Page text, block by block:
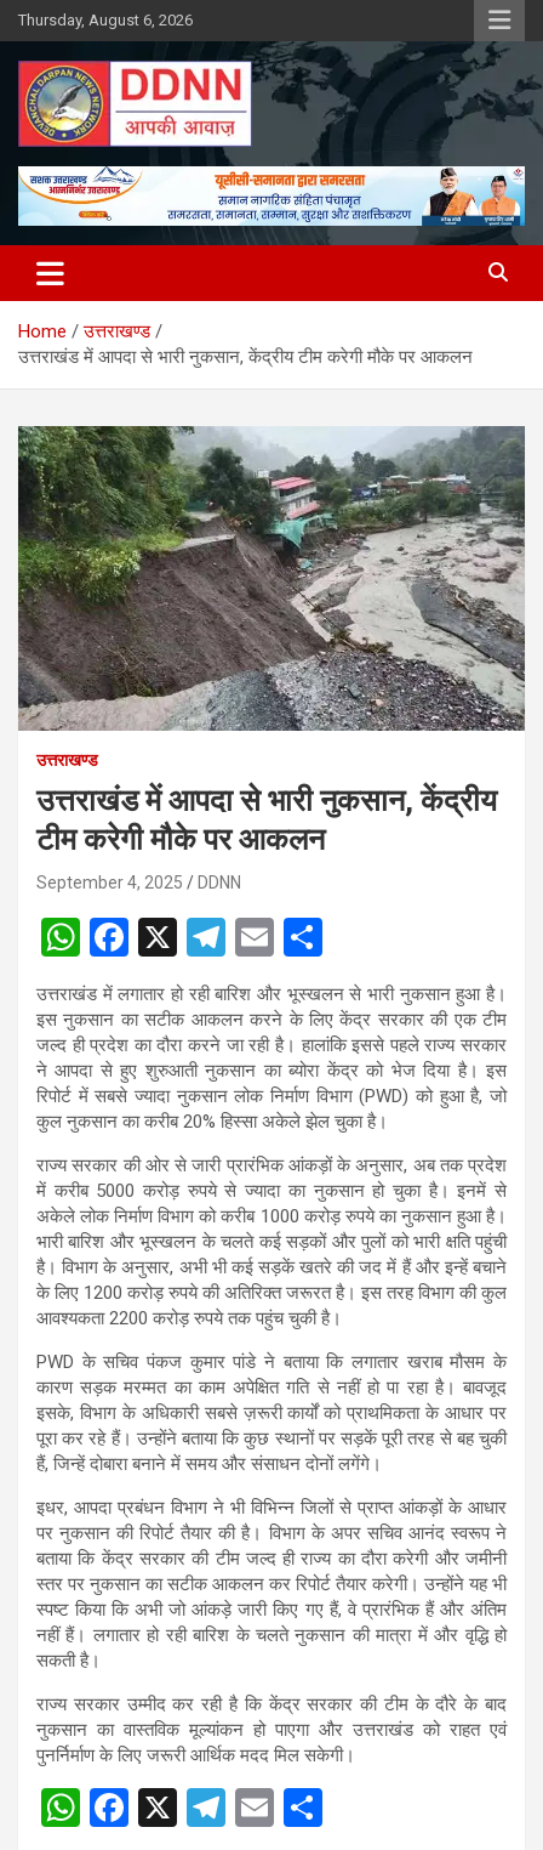
Skip
to
content
Thursday, August 6, 2026
DDNN
Home
उत्तराखण्ड
उत्तराखंड में आपदा से भारी नुकसान, केंद्रीय टीम करेगी मौके पर आकलन
उत्तराखण्ड
उत्तराखंड में आपदा से भारी नुकसान, केंद्रीय
टीम करेगी मौके पर आकलन
September 4, 2025 DDNN
W
h
at
s
A
p
p
F
a
ce
b
o
o
k
X
T
el
e
gr
a
m
E
m
ail
h
ar
e
उत्तराखंड में लगातार हो रही बारिश और भूस्खलन से भारी नुकसान हुआ है।
इस नुकसान का सटीक आकलन करने के लिए केंद्र सरकार की एक टीम
जल्द ही प्रदेश का दौरा करने जा रही है। हालांकि इससे पहले राज्य सरकार
ने आपदा से हुए शुरुआती नुकसान का ब्योरा केंद्र को भेज दिया है। इस
रिपोर्ट में सबसे ज्यादा नुकसान लोक निर्माण विभाग (PWD) को हुआ है, जो
कुल नुकसान का करीब 20% हिस्सा अकेले झेल चुका है।
राज्य सरकार की ओर से जारी प्रारंभिक आंकड़ों के अनुसार, अब तक प्रदेश
में करीब 5000 करोड़ रुपये से ज्यादा का नुकसानहो चुका है। इनमें से
अकेलेलोक निर्माण विभाग को करीब 1000 करोड़ रुपये का नुकसानहुआ है।
भारी बारिश और भूस्खलन के चलते कई सड़कों और पुलों को भारी क्षति पहुंची
है। विभाग के अनुसार, अभी भी कई सड़कें खतरे की जद में हैं और इन्हें बचाने
के लिए 1200 करोड़ रुपये की अतिरिक्त जरूरतहै। इस तरह विभाग की कुल
आवश्यकता2200 करोड़ रुपयेतक पहुंच चुकी है।
PWD के सचिवपंकज कुमार पांडेने बताया कि लगातार खराब मौसम के
कारण सड़क मरम्मत का काम अपेक्षित गति से नहीं हो पा रहा है। बावजूद
इसके, विभाग के अधिकारी सबसे ज़रूरी कार्यों को प्राथमिकता के आधार पर
पूरा कर रहे हैं। उन्होंने बताया कि कुछ स्थानों पर सड़कें पूरी तरह से बह चुकी
हैं, जिन्हें दोबारा बनाने में समय और संसाधन दोनों लगेंगे।
इधर, आपदा प्रबंधन विभाग ने भी विभिन्न जिलों से प्राप्त आंकड़ों के आधार
पर नुकसान की रिपोर्ट तैयार की है। विभाग के अपर सचिव आनंद स्वरूपने
बताया कि केंद्र सरकार की टीम जल्द ही राज्य का दौरा करेगी औरजमीनी
स्तर पर नुकसान का सटीक आकलनकर रिपोर्ट तैयार करेगी। उन्होंने यह भी
स्पष्ट किया कि अभी जो आंकड़े जारी किए गए हैं, वेप्रारंभिक हैं और अंतिम
नहींहैं। लगातार हो रही बारिश के चलते नुकसान की मात्रा में और वृद्धि हो
सकती है।
राज्य सरकार उम्मीद कर रही है कि केंद्र सरकार की टीम के दौरे के बाद
नुकसान का वास्तविक मूल्यांकन हो पाएगा और उत्तराखंड को राहत एवं
पुनर्निर्माण के लिए जरूरी आर्थिक मदद मिल सकेगी।
W F
X
T
E